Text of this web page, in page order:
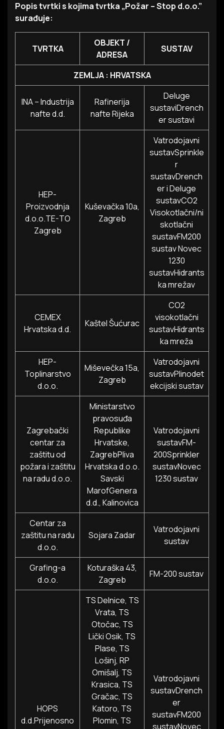
Popis tvrtki s kojima tvrtka „Požar – Stop d.o.o.”
surađuje:
TVRTKA
OBJEKT /
ADRESA
SUSTAV
ZEMLJA : HRVATSKA
INA – Industrija
nafte d.d.
Rafinerija
nafte Rijeka
Deluge
sustaviDrench
er sustavi
HEP-
Proizvodnja
d.o.o.TE-TO
Zagreb
Kuševačka 10a,
Zagreb
Vatrodojavni
sustavSprinkle
r
sustavDrench
er i Deluge
sustavCO2
Visokotlačni/ni
skotlačni
sustavFM200
sustav Novec
1230
sustavHidrants
ka mrežav
CEMEX
Hrvatska d.d.
Kaštel Šućurac
CO2
visokotlačni
sustavHidrants
ka mreža
HEP-
Toplinarstvo
d.o.o.
Miševečka 15a,
Zagreb
Vatrodojavni
sustavPlinodet
ekcijski sustav
Zagrebački
centar za
zaštitu od
požara i zaštitu
na radu d.o.o.
Ministarstvo
pravosuđa
Republike
Hrvatske,
ZagrebPliva
Hrvatska d.o.o.
Savski
MarofGenera
d.d., Kalinovica
Vatrodojavni
sustavFM-
200Sprinkler
sustavNovec
1230 sustav
Centar za
zaštitu na radu
d.o.o.
Sojara Zadar
Vatrodojavni
sustav
Grafing-a
d.o.o.
Koturaška 43,
Zagreb
FM-200 sustav
HOPS
d.d.Prijenosno
TS Delnice, TS
Vrata, TS
Otočac, TS
Lički Osik, TS
Plase, TS
Lošinj, RP
Omišalj, TS
Krasica, TS
Gračac, TS
Katoro, TS
Plomin, TS
Vatrodojavni
sustavDrench
er
sustavFM200
sustavNovec